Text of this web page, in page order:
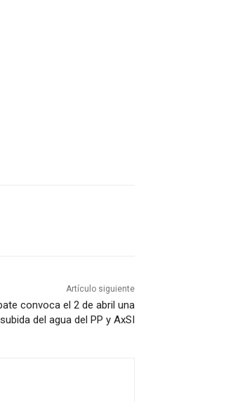
Artículo siguiente
convoca el 2 de abril una
del agua del PP y AxSI